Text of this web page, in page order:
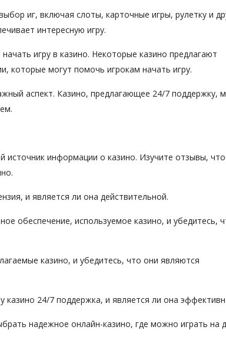
иг, включая слоты, карточные игры, рулетку и
интересную игру.
игру в казино. Некоторые казино предлагают
которые могут помочь игрокам начать игру.
аспект. Казино, предлагающее 24/7 поддержку,
источник информации о казино. Изучите отзывы,
и является ли она действительной.
обеспечение, используемое казино, и убедитесь,
казино, и убедитесь, что они являются
казино 24/7 поддержка, и является ли она
надежное онлайн-казино, где можно играть на